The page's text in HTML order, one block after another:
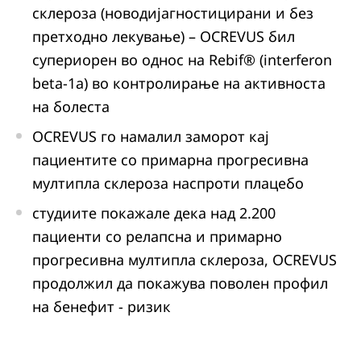
склероза (новодијагностицирани и без
претходно лекување) – OCREVUS бил
супериорен во однос на Rebif® (interferon
beta-1a) во контролирање на активноста
на болеста
OCREVUS го намалил заморот кај
пациентите со примарна прогресивна
мултипла склероза наспроти плацебо
студиите покажале дека над 2.200
пациенти со релапсна и примарно
прогресивна мултипла склероза, OCREVUS
продолжил да покажува поволен профил
на бенефит - ризик